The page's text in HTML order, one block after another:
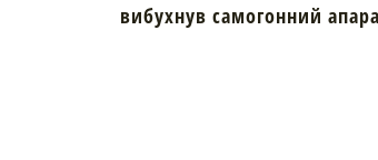
вибухнув самогонний